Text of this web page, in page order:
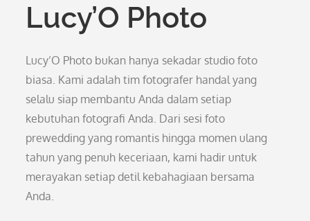
Lucy’O Photo
Lucy’O Photo bukan hanya sekadar studio foto
biasa. Kami adalah tim fotografer handal yang
selalu siap membantu Anda dalam setiap
kebutuhan fotografi Anda. Dari sesi foto
prewedding yang romantis hingga momen ulang
tahun yang penuh keceriaan, kami hadir untuk
merayakan setiap detil kebahagiaan bersama
Anda.